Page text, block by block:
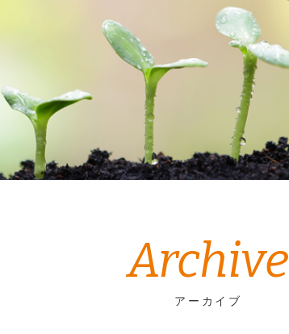
Archive
アーカイブ